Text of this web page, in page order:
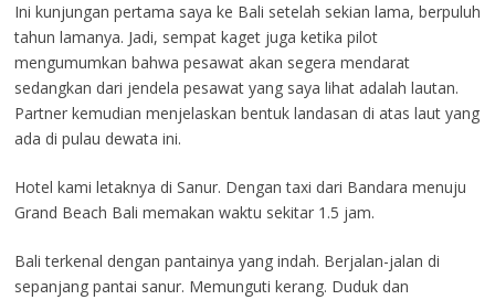
Ini kunjungan pertama saya ke Bali setelah sekian lama, berpuluh
tahun lamanya. Jadi, sempat kaget juga ketika pilot
mengumumkan bahwa pesawat akan segera mendarat
sedangkan dari jendela pesawat yang saya lihat adalah lautan.
Partner kemudian menjelaskan bentuk landasan di atas laut yang
ada di pulau dewata ini.
Hotel kami letaknya di Sanur. Dengan taxi dari Bandara menuju
Grand Beach Bali memakan waktu sekitar 1.5 jam.
Bali terkenal dengan pantainya yang indah. Berjalan-jalan di
sepanjang pantai sanur. Memunguti kerang. Duduk dan